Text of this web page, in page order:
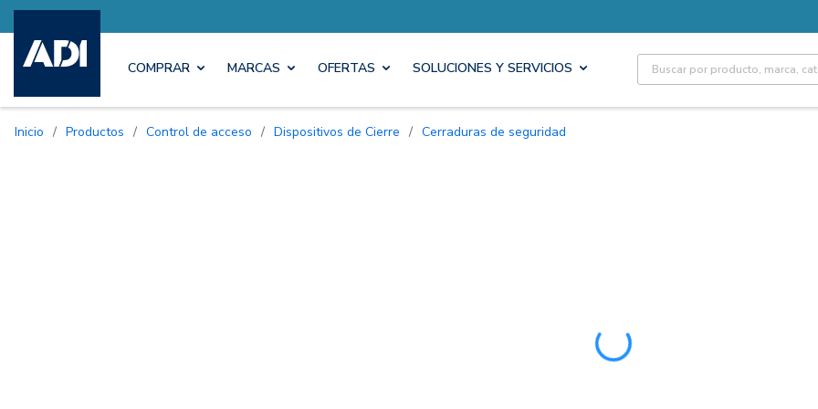
COMPRAR MARCAS OFERTAS SOLUCIONES Y SERVICIOS Site Search
Inicio / Productos / Control de acceso / Dispositivos de Cierre / Cerraduras de seguridad